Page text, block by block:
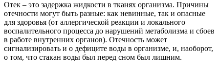
Отек – это задержка жидкости в тканях организма. Причины
отечности могут быть разные: как невинные, так и опасные
для здоровья (от аллергической реакции и локального
воспалительного процесса до нарушений метаболизма и сбоев
в работе внутренних органов). Отечность может
сигнализировать и о дефиците воды в организме, и, наоборот,
о том, что стакан воды был перед сном был лишним.